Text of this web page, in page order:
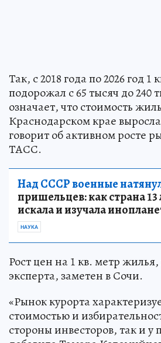
Так, с 2018 года по 2026 год 1
подорожал с 65 тысяч до 240
означает, что стоимость
Краснодарском крае выросла
говорит об активном росте
ТАСС.
Над СССР военные
пришельцев: как страна 13
искала и изучала
НАУКА
Рост цен на 1 кв. метр
эксперта, заметен в Сочи.
«Рынок курорта
стоимостью и
стороны инвесторов, так и у